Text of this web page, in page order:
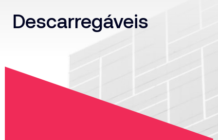
Descarregáveis